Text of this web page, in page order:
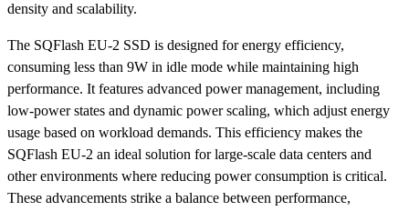
density and scalability.
The SQFlash EU-2 SSD is designed for energy efficiency,
consuming less than 9W in idle mode while maintaining high
performance. It features advanced power management, including
low-power states and dynamic power scaling, which adjust energy
usage based on workload demands. This efficiency makes the
SQFlash EU-2 an ideal solution for large-scale data centers and
other environments where reducing power consumption is critical.
These advancements strike a balance between performance,